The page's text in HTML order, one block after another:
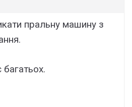
пpальну машину з